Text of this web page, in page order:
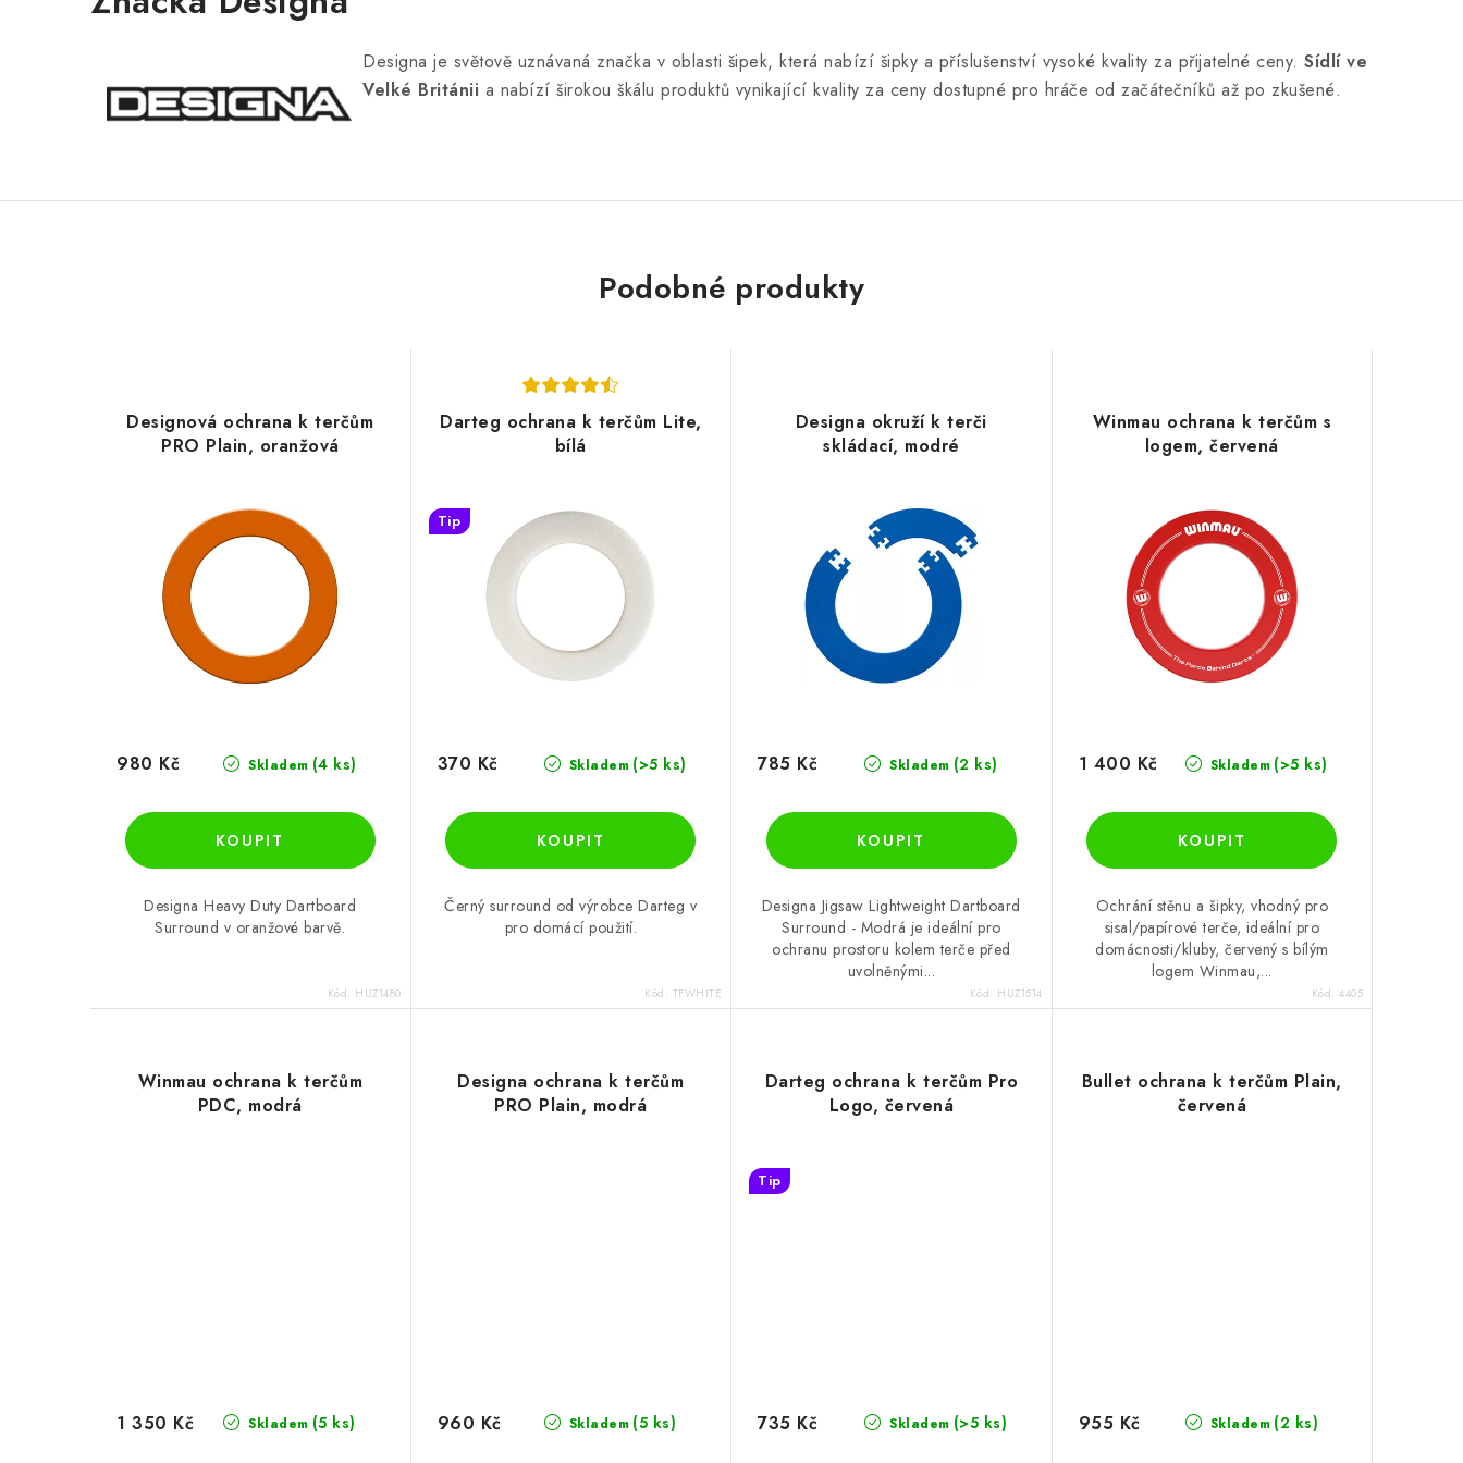
Designa je světově uznávaná značka v oblasti šipek, která nabízí šipky a příslušenství vysoké kvality za přijatelné ceny. Sídlí ve
Velké Británii a nabízí širokou škálu produktů vynikající kvality za ceny dostupné pro hráče od začátečníků až po zkušené.
Podobné produkty
Designová ochrana k terčům
PRO Plain, oranžová
Skladem (4 ks)
980 Kč
Designa Heavy Duty Dartboard
Surround v oranžové barvě.
Kód: HUZ1480
Darteg ochrana k terčům Lite,
bílá
Tip
Skladem (>5 ks)
370 Kč
Černý surround od výrobce Darteg v
pro domácí použití.
Kód: TFWHITE
Designa okruží k terči
skládací, modré
Skladem (2 ks)
785 Kč
Designa Jigsaw Lightweight Dartboard
Surround - Modrá je ideální pro
ochranu prostoru kolem terče před
uvolněnými...
Kód: HUZ1514
Winmau ochrana k terčům s
logem, červená
Skladem (>5 ks)
1 400 Kč
Ochrání stěnu a šipky, vhodný pro
sisal/papírové terče, ideální pro
domácnosti/kluby, červený s bílým
logem Winmau,...
Kód: 4405
Winmau ochrana k terčům
PDC, modrá
Skladem (5 ks)
1 350 Kč
Designa ochrana k terčům
PRO Plain, modrá
Skladem (5 ks)
960 Kč
Darteg ochrana k terčům Pro
Logo, červená
Tip
Skladem (>5 ks)
735 Kč
Bullet ochrana k terčům Plain,
červená
Skladem (2 ks)
955 Kč